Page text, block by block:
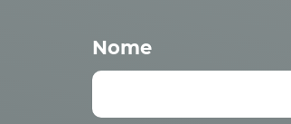
Nome